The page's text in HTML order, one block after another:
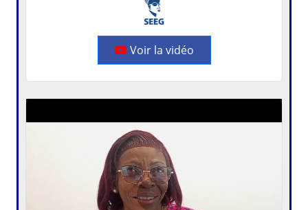
Voir la vidéo